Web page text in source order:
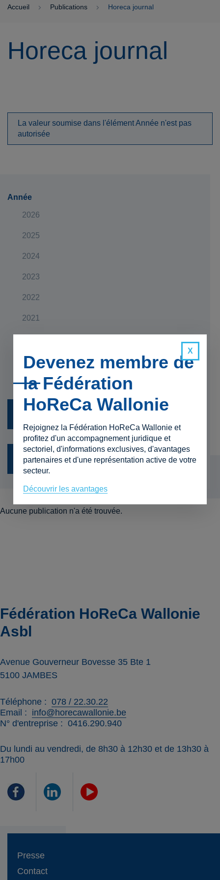
Accueil Publications Horeca journal
Horeca journal
La valeur soumise dans l'élémentAnnée n'est pas
autorisée
Année
2026
2025
2024
2023
2022
2021
2019
Aucune publication n'a été trouvée.
Fédération HoReCa Wallonie
Asbl
Avenue Gouverneur Bovesse 35 Bte 1
5100 JAMBES
Téléphone
078 / 22.30.22
Email
info@horecawallonie.be
N° d'entreprise
0416.290.940
Du lundi au vendredi, de 8h30 à 12h30 et de 13h30 à
17h00
Presse
Contact
Devenez membre de
la Fédération
HoReCa Wallonie
Rejoignez la Fédération HoReCa Wallonie et
profitez d'un accompagnement juridique et
sectoriel, d'informations exclusives, d'avantages
partenaires et d'une représentation active de votre
secteur.
Découvrir les avantages